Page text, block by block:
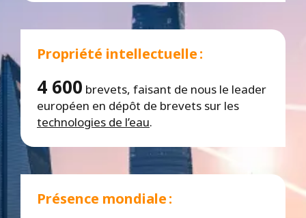
Propriété intellectuelle :
4 600 brevets, faisant de nous le leader
européen en dépôt de brevets sur les
technologies de l’eau.
Présence mondiale :